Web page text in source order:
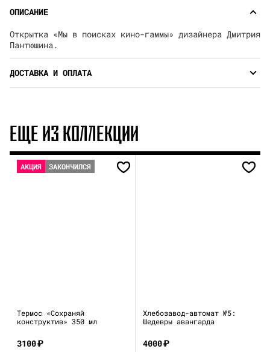
ОПИСАНИЕ
Открытка «Мы в поисках кино-гаммы» дизайнера Дмитрия
Пантюшина.
ДОСТАВКА И ОПЛАТА
ЕЩЕ ИЗ КОЛЛЕКЦИИ
АКЦИЯ ЗАКОНЧИЛСЯ
Термос «Сохраняй
конструктив» 350 мл
3100₽
Хлебозавод-автомат №5:
Шедевры авангарда
4000₽